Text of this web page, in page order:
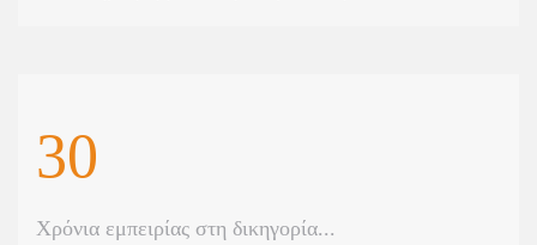
30
Χρόνια εμπειρίας στη δικηγορία...